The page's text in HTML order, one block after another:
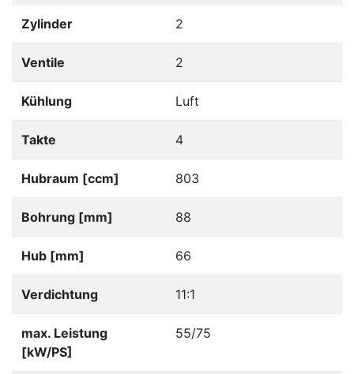
Zylinder 2
Ventile 2
Kühlung Luft
Takte 4
Hubraum [ccm] 803
Bohrung [mm] 88
Hub [mm] 66
Verdichtung 11:1
max. Leistung
[kW/PS]
55/75